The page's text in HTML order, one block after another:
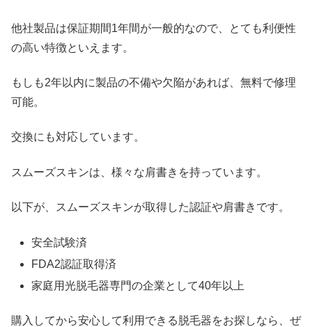
他社製品は保証期間1年間が一般的なので、とても利便性
の高い特徴といえます。
もしも2年以内に製品の不備や欠陥があれば、無料で修理
可能。
交換にも対応しています。
スムーズスキンは、様々な肩書きを持っています。
以下が、スムーズスキンが取得した認証や肩書きです。
安全試験済
FDA2認証取得済
家庭用光脱毛器専門の企業として40年以上
購入してから安心して利用できる脱毛器をお探しなら、ぜ